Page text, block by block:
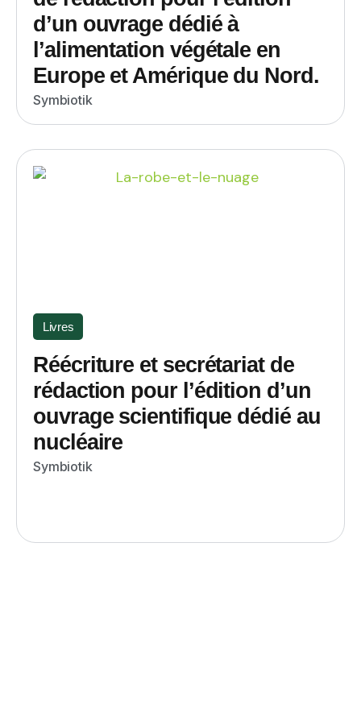
d’un ouvrage dédié à
l’alimentation végétale en
Europe et Amérique du Nord.
Symbiotik
Livres
Réécriture et secrétariat de
rédaction pour l’édition d’un
ouvrage scientifique dédié au
nucléaire
Symbiotik